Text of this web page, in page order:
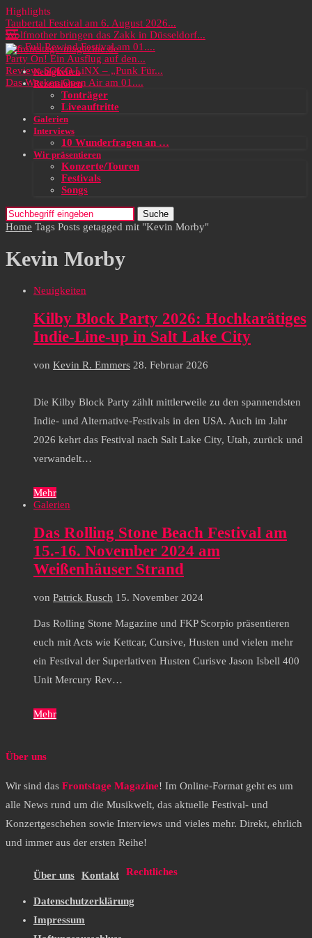
Highlights
Taubertal Festival am 6. August 2026...
Wolfmother bringen das Zakk in Düsseldorf...
Das Full Rewind Festival am 01....
Party On! Ein Ausflug auf den...
Review: SOKO LiNX – „Punk Für...
Das Wacken Open Air am 01....
Neuigkeiten
Rezensionen
Tonträger
Liveauftritte
Galerien
Interviews
10 Wunderfragen an …
Wir präsentieren
Konzerte/Touren
Festivals
Songs
Suche
Home Tags Posts getagged mit "Kevin Morby"
Kevin Morby
Neuigkeiten
Kilby Block Party 2026: Hochkarätiges
Indie-Line-up in Salt Lake City
von Kevin R. Emmers 28. Februar 2026
Die Kilby Block Party zählt mittlerweile zu den spannendsten
Indie- und Alternative-Festivals in den USA. Auch im Jahr
2026 kehrt das Festival nach Salt Lake City, Utah, zurück und
verwandelt…
Mehr
Galerien
Das Rolling Stone Beach Festival am
15.-16. November 2024 am
Weißenhäuser Strand
von Patrick Rusch 15. November 2024
Das Rolling Stone Magazine und FKP Scorpio präsentieren
euch mit Acts wie Kettcar, Cursive, Husten und vielen mehr
ein Festival der Superlativen Husten Curisve Jason Isbell 400
Unit Mercury Rev…
Mehr
Über uns
Wir sind das Frontstage Magazine! Im Online-Format geht es um
alle News rund um die Musikwelt, das aktuelle Festival- und
Konzertgeschehen sowie Interviews und vieles mehr. Direkt, ehrlich
und immer aus der ersten Reihe!
Über uns Kontakt Rechtliches
Datenschutzerklärung
Impressum